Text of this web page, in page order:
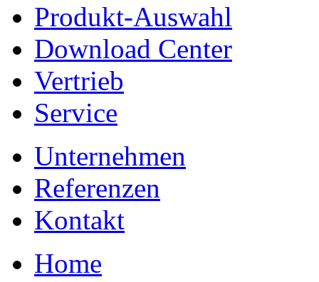
Produkt-Auswahl
Download Center
Vertrieb
Service
Unternehmen
Referenzen
Kontakt
Home